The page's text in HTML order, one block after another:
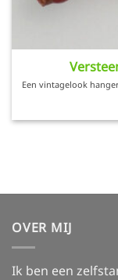
Een vintagelook
OVER MIJ
Ik ben een